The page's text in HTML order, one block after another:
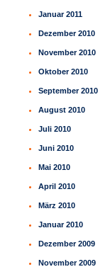
Januar 2011
Dezember 2010
November 2010
Oktober 2010
September 2010
August 2010
Juli 2010
Juni 2010
Mai 2010
April 2010
März 2010
Januar 2010
Dezember 2009
November 2009